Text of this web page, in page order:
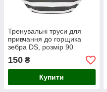
Тренувальні труси для
привчання до горщика
зебра DS, розмір 90
150 ₴
Купити